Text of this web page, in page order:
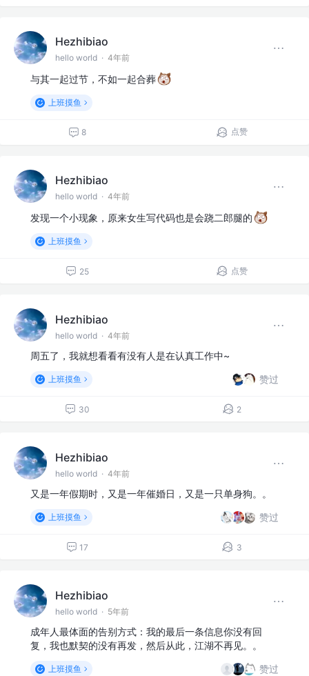
Hezhibiao
hello world · 4年前
与其一起过节，不如一起合葬
上班摸鱼
8 点赞
Hezhibiao
hello world · 4年前
发现一个小现象，原来女生写代码也是会跷二郎腿的
上班摸鱼
25 点赞
Hezhibiao
hello world · 4年前
周五了，我就想看看有没有人是在认真工作中~
上班摸鱼 赞过
30 2
Hezhibiao
hello world · 4年前
又是一年假期时，又是一年催婚日，又是一只单身狗。。
上班摸鱼 赞过
17 3
Hezhibiao
hello world · 5年前
成年人最体面的告别方式：我的最后一条信息你没有回
复，我也默契的没有再发，然后从此，江湖不再见。。
上班摸鱼 赞过